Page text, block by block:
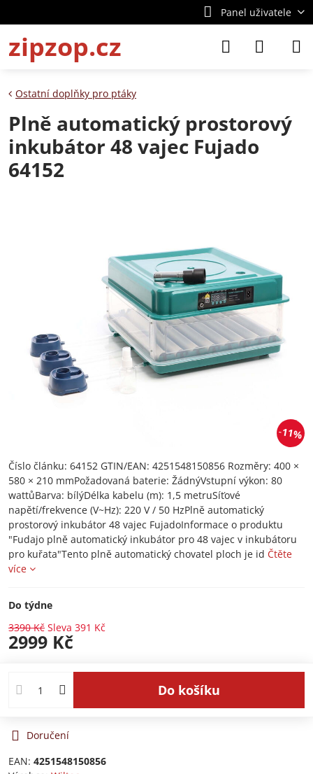
Panel uživatele
zipzop.cz
11%
Ostatní doplňky pro ptáky
Plně automatický prostorový
inkubátor 48 vajec Fujado
64152
Číslo článku: 64152 GTIN/EAN: 4251548150856 Rozměry: 400 ×
580 × 210 mmPožadovaná baterie: ŽádnýVstupní výkon: 80
wattůBarva: bílýDélka kabelu (m): 1,5 metruSíťové
napětí/frekvence (V~Hz): 220 V / 50 HzPlně automatický
prostorový inkubátor 48 vajec FujadoInformace o produktu
"Fudajo plně automatický inkubátor pro 48 vajec v inkubátoru
pro kuřata"Tento plně automatický chovatel ploch je id Čtěte
více
Do týdne
3390 Kč Sleva 391 Kč
2999 Kč
Do košíku
Doručení
EAN: 4251548150856